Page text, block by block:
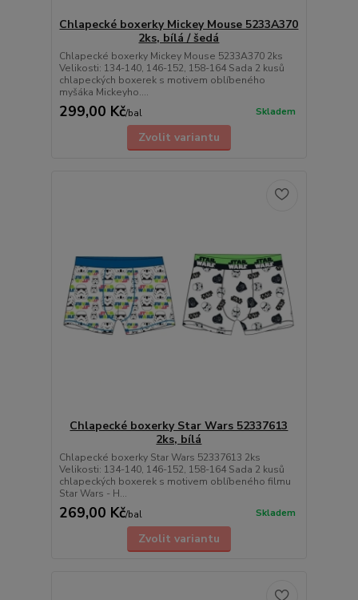
Chlapecké boxerky Mickey Mouse 5233A370
2ks, bílá / šedá
Chlapecké boxerky Mickey Mouse 5233A370 2ks
Velikosti: 134-140, 146-152, 158-164 Sada 2 kusů
chlapeckých boxerek s motivem oblíbeného
myšáka Mickeyho....
299,00 Kč/bal Skladem
Zvolit variantu
Chlapecké boxerky Star Wars 52337613
2ks, bílá
Chlapecké boxerky Star Wars 52337613 2ks
Velikosti: 134-140, 146-152, 158-164 Sada 2 kusů
chlapeckých boxerek s motivem oblíbeného filmu
Star Wars - H...
269,00 Kč/bal Skladem
Zvolit variantu